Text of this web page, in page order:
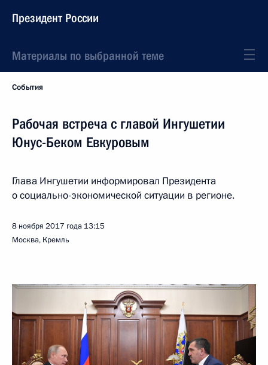
Президент России
Материалы по выбранной теме
События
Рабочая встреча с главой Ингушетии
Юнус-Беком Евкуровым
Глава Ингушетии информировал Президента
о социально-экономической ситуации в регионе.
8 ноября 2017 года 13:15
Москва, Кремль